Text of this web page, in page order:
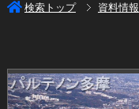
検索トップ 資料情報